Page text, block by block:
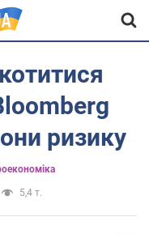
ризику
5,4 т.